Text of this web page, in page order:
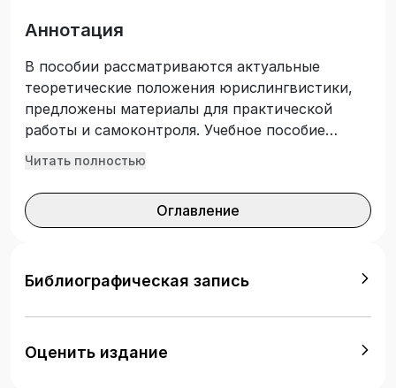
Аннотация
В пособии рассматриваются актуальные
теоретические положения юрислингвистики,
предложены материалы для практической
работы и самоконтроля. Учебное пособие
рассчитано на обучающихся по программам
всех профилей юридического вуза, может быть
полезно юристам, работникам аппарата судов,
Читать полностью
Оглавление
Библиографическая запись
Оценить издание